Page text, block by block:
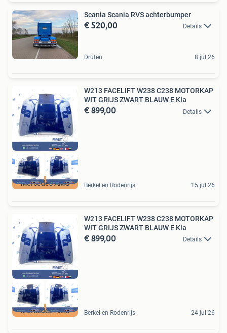
Scania Scania RVS achterbumper
€ 520,00 Details
Druten 8 jul 26
Mercedes AMG
W213 FACELIFT W238 C238 MOTORKAP
WIT GRIJS ZWART BLAUW E Kla
€ 899,00 Details
Berkel en Rodenrijs 15 jul 26
Mercedes AMG
W213 FACELIFT W238 C238 MOTORKAP
WIT GRIJS ZWART BLAUW E Kla
€ 899,00 Details
Berkel en Rodenrijs 24 jul 26